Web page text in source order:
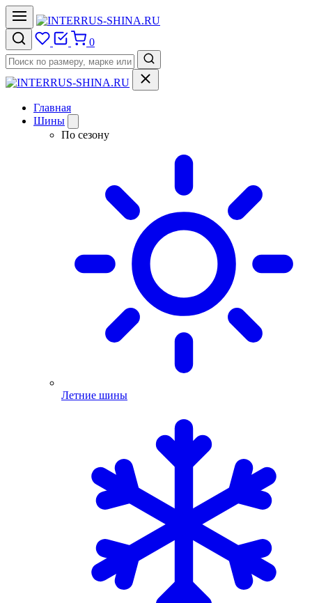
0
Главная
Шины
По сезону
Летние шины